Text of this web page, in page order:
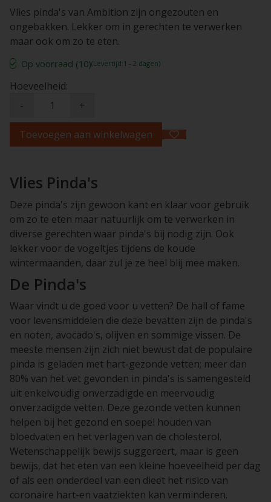
Vlies pinda's van Ambition zijn ongezouten en
ongebakken. Lekker om in gerechten te verwerken
maar ook om zo te eten.
Op voorraad (10)(Levertijd:1 - 2 dagen)
Hoeveelheid:
-
+
Toevoegen aan winkelwagen
Vlies Pinda's
Deze pinda's zijn gewoon kant en klaar voor gebruik
om zo te eten maar natuurlijk om te verwerken in
diverse gerechten waar pinda's bij nodig zijn. Ook
lekker voor de vogeltjes tijdens de koude
wintermaanden, daar zul je ze heel blij mee maken.
De Pinda's
Waar vindt u de goed voor u vetten? De hall of fame
voor levensmiddelen die deze bevatten zijn de pinda's
en noten, avocado's, olijven en sommige vissen. De
meeste mensen zijn zich niet bewust dat de populaire
pinda is geladen met hart-gezonde vetten; meer dan
80% van het vet gevonden in pinda's is samengesteld
uit enkelvoudig onverzadigde en meervoudig
onverzadigde vetten. Deze gezonde vetten kunnen
helpen bij het gezond en soepel houden van
bloedvaten en het verlagen van de cholesterol.
Wetenschappelijk bewijs suggereert, maar is geen
bewijs, dat het eten van een kleine hoeveelheid per dag
of als een onderdeel van een dieet het risico van
coronaire hart-en vaatziekten kan verminderen.